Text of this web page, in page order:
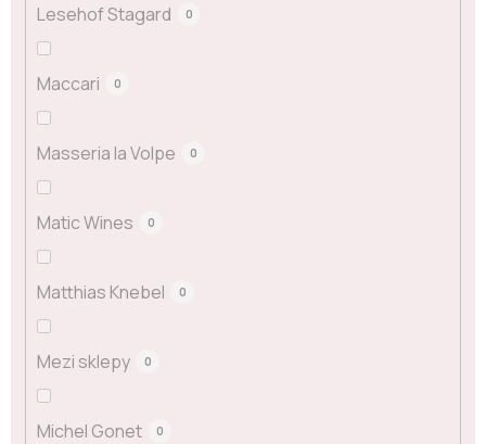
Lesehof Stagard 0
Maccari 0
Masseria la Volpe 0
Matic Wines 0
Matthias Knebel 0
Mezi sklepy 0
Michel Gonet 0